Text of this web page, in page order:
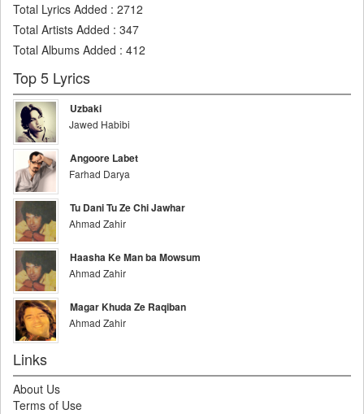
Total Lyrics Added : 2712
Total Artists Added : 347
Total Albums Added : 412
Top 5 Lyrics
Uzbaki
Jawed Habibi
Angoore Labet
Farhad Darya
Tu Dani Tu Ze Chi Jawhar
Ahmad Zahir
Haasha Ke Man ba Mowsum
Ahmad Zahir
Magar Khuda Ze Raqiban
Ahmad Zahir
Links
About Us
Terms of Use